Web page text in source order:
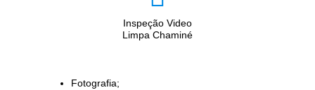
Inspeção Video
Limpa Chaminé
Fotografia;